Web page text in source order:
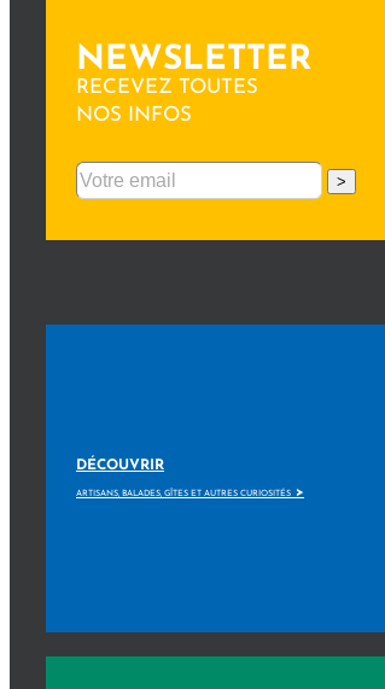
NEWSLETTER
RECEVEZ TOUTES
NOS INFOS
>
DÉCOUVRIR
ARTISANS, BALADES, GÎTES ET AUTRES CURIOSITÉS >